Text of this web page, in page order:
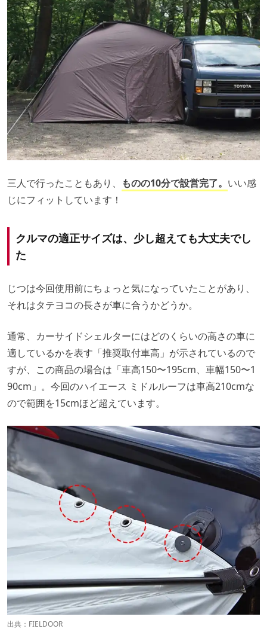
三人で行ったこともあり、 ものの10分で設営完了。 いい感
じにフィットしています！
クルマの適正サイズは、少し超えても大丈夫でし
た
じつは今回使用前にちょっと気になっていたことがあり、
それはタテヨコの長さが車に合うかどうか。
通常、カーサイドシェルターにはどのくらいの高さの車に
適しているかを表す「推奨取付車高」が示されているので
すが、この商品の場合は「車高150〜195cm、車幅150〜1
90cm」。今回のハイエース ミドルルーフは車高210cmな
ので範囲を15cmほど超えています。
出典： FIELDOOR